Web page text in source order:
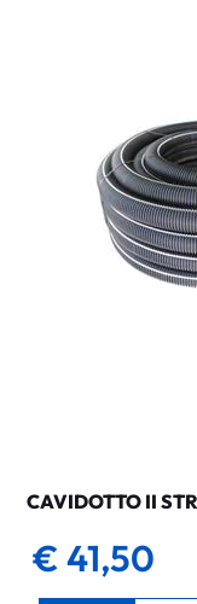
CAVIDOTTO II
€ 41,50